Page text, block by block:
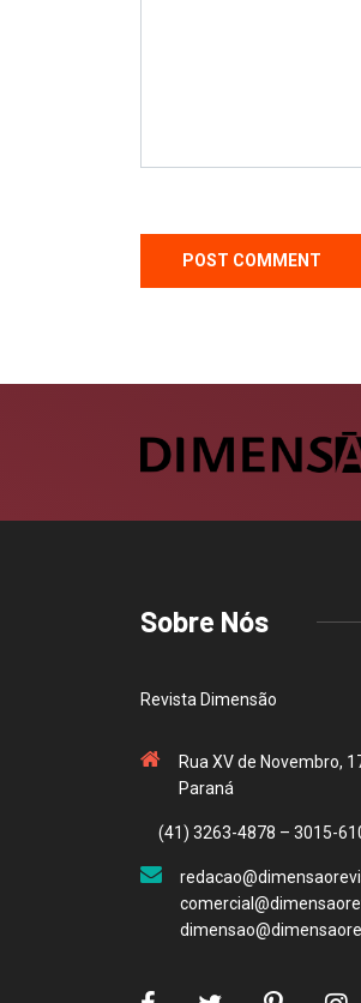
Sobre Nós
Revista Dimensão
Rua XV de Novembro,
Paraná
(41) 3263-4878 – 3015-